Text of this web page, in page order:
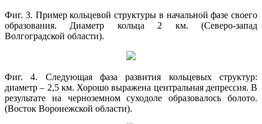
Фиг. 3. Пример кольцевой структуры в начальной фазе своего
образования. Диаметр кольца 2 км. (Северо-запад
Волгоградской области).
Фиг. 4. Следующая фаза развития кольцевых структур:
диаметр – 2,5 км. Хорошо выражена центральная депрессия. В
результате на черноземном суходоле образовалось болото.
(Восток Воронежской области).